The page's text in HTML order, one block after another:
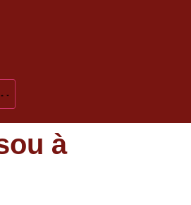
à